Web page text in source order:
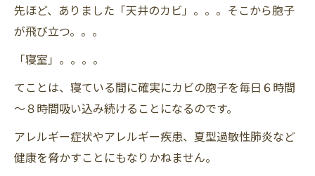
先ほど、ありました「天井のカビ」。。。そこから胞子
が飛び立つ。。。
「寝室」。。。。
てことは、寝ている間に確実にカビの胞子を毎日６時間
～８時間吸い込み続けることになるのです。
アレルギー症状やアレルギー疾患、夏型過敏性肺炎など
健康を脅かすことにもなりかねません。